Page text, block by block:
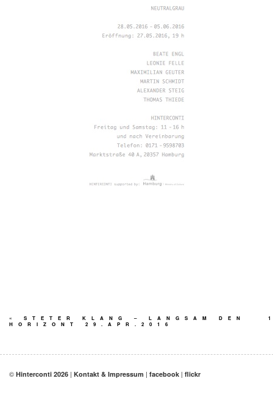
«
STETER KLANG – LANGSAM DEN
HORIZONT 29.APR.2016
© Hinterconti 2026 | Kontakt & Impressum | facebook | flickr